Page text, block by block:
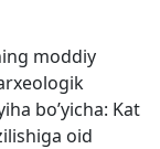
moddiy
bo’yicha: Kat
oid